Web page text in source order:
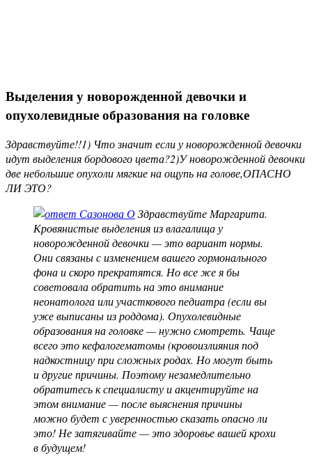
Выделения у новорожденной девочки и
опухолевидные образования на головке
Здравствуйте!!1) Что значит если у новорожденной девочки
идут выделения бордового цвета?2)У новорожденной девочки
две небольшие опухоли мягкие на ощупь на голове,ОПАСНО
ЛИ ЭТО?
Здравствуйте Маргарита.
Кровянистые выделения из влагалища у
новорожденной девочки — это вариант нормы.
Они связаны с изменением вашего гормонального
фона и скоро прекратятся. Но все же я бы
советовала обратить на это внимание
неонатолога или участкового педиатра (если вы
уже выписаны из роддома). Опухолевидные
образования на головке — нужно смотреть. Чаще
всего это кефалогематомы (кровоизлияния под
надкостницу при сложных родах. Но могут быть
и другие причины. Поэтому незамедлительно
обратитесь к специалисту и акцентируйте на
этом внимание — после выяснения причины
можно будет с уверенностью сказать опасно ли
это! Не затягивайте — это здоровье вашей крохи
в будущем!